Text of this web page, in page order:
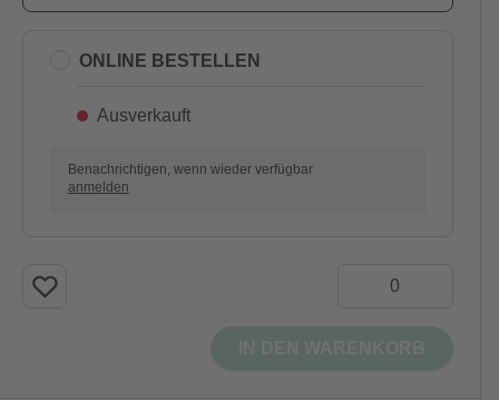
ONLINE BESTELLEN
Ausverkauft
Benachrichtigen, wenn wieder verfügbar
anmelden